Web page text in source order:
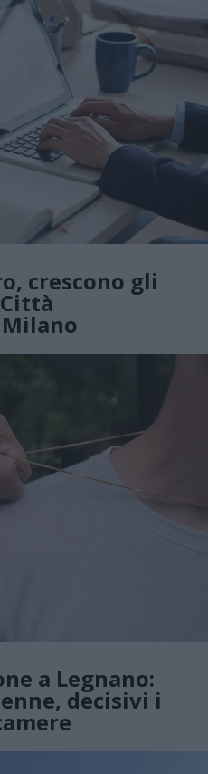
crescono gli
a Legnano:
decisivi i